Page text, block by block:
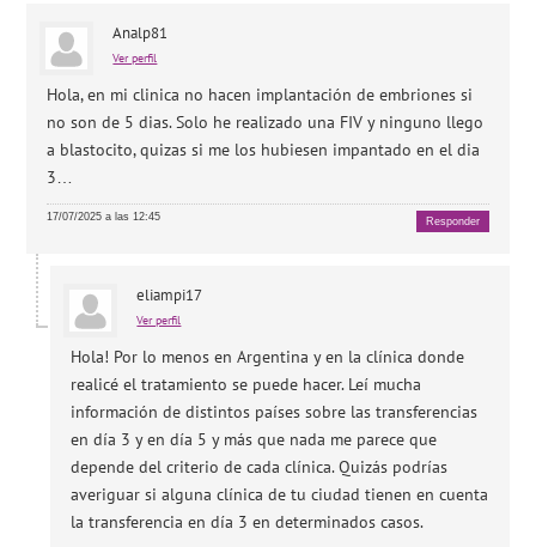
Analp81
Ver perfil
Hola, en mi clinica no hacen implantación de embriones si
no son de 5 dias. Solo he realizado una FIV y ninguno llego
a blastocito, quizas si me los hubiesen impantado en el dia
3…
17/07/2025 a las 12:45 Responder
eliampi17
Ver perfil
Hola! Por lo menos en Argentina y en la clínica donde
realicé el tratamiento se puede hacer. Leí mucha
información de distintos países sobre las transferencias
en día 3 y en día 5 y más que nada me parece que
depende del criterio de cada clínica. Quizás podrías
averiguar si alguna clínica de tu ciudad tienen en cuenta
la transferencia en día 3 en determinados casos.